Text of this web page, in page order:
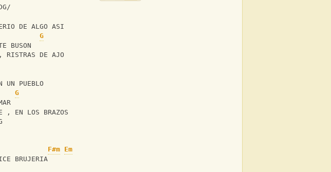
DE ALGO ASI
G
BUSON
RISTRAS DE AJO
UN PUEBLO
G
, EN LOS BRAZOS
F#m Em
BRUJERIA